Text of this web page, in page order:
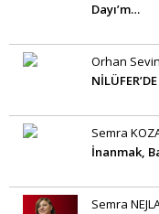
Dayı’m…
Orhan
Semra
İnanmak,
Semra